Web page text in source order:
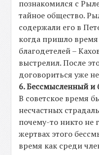
познакомился с
тайное общество.
содержали его в
когда пришло
благодетелей –
выстрелил. После
договориться уже
6. Бессмысленный
В советское время
несчастных
почему-то никто не
жертвах этого
время как среди